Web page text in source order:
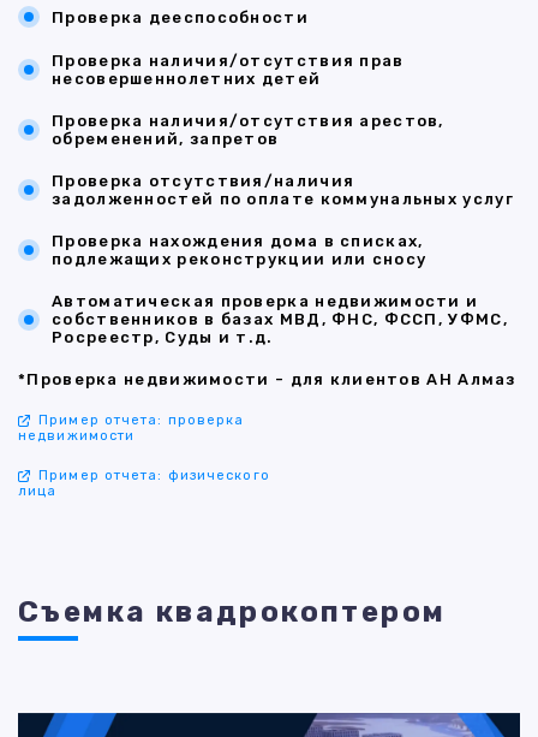
Проверка дееспособности
Проверка наличия/отсутствия прав
несовершеннолетних детей
Проверка наличия/отсутствия арестов,
обременений, запретов
Проверка отсутствия/наличия
задолженностей по оплате коммунальных услуг
Проверка нахождения дома в списках,
подлежащих реконструкции или сносу
Автоматическая проверка недвижимости и
собственников в базах МВД, ФНС, ФССП, УФМС,
Росреестр, Суды и т.д.
*Проверка недвижимости - для клиентов АН Алмаз
Пример отчета: проверка
недвижимости
Пример отчета: физического
лица
Съемка квадрокоптером